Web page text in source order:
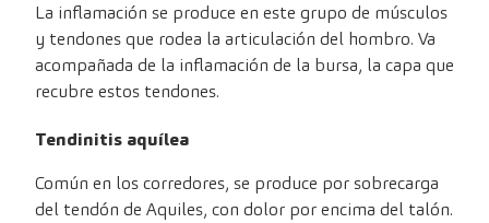
La inflamación se produce en este grupo de músculos
y tendones que rodea la articulación del hombro. Va
acompañada de la inflamación de la bursa, la capa que
recubre estos tendones.
Tendinitis aquílea
Común en los corredores, se produce por sobrecarga
del tendón de Aquiles, con dolor por encima del talón.